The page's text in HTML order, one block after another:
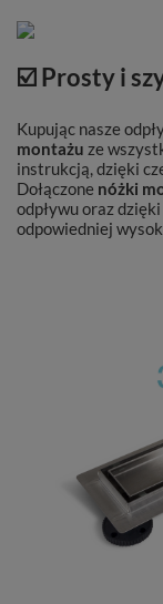
☑️ Prosty i
Kupując nasze
montażu ze
instrukcją, dzięki
Dołączone nóżki
odpływu oraz
odpowiedniej